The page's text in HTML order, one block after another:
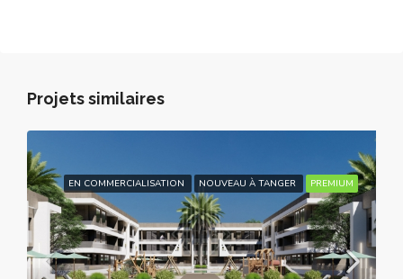
Projets similaires
EN COMMERCIALISATION NOUVEAU À TANGER PREMIUM